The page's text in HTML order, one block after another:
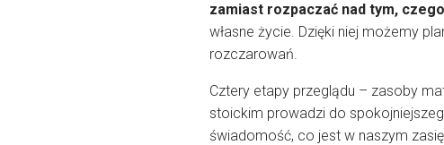
zamiast rozpaczać nad tym,
własne życie. Dzięki niej możemy
rozczarowań.
Cztery etapy przeglądu – zasoby
stoickim prowadzi do
świadomość, co jest w naszym